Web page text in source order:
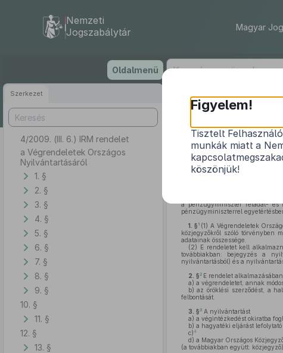
tartalomra
Nemzeti
Jogszabálytár
Magyar
Oldalmenü
Szerkezet
4/2009. (III. 6.) IRM rendelet
a Végrendeletek Országos
Nyilvántartásáról
1. §
2. §
3. §
4. §
5. §
6. §
7. §
8. §
9. §
10. §
11. §
12. §
13. §
a pénzügyminiszter feladat- és
pénzügyminiszterrel
1. § 1 (1) A Végrendeletek
közjegyzőkről szóló törvényben
adatainak összessége.
(2) E rendeletet kell
továbbiakban: bejegyzés a
nyilvántartásból) és a
2. §2 E rendelet
a) a végrendeletet, annak
b) az öröklési szerződést, a
felbontását.
3. §3 A nyilvántartást
a) a végintézkedést okiratba
b) a hagyatéki eljárást lefolytató
c)4
d) a Magyar Országos
(a továbbiakban együtt:
Figyelem!
Tisztelt
munkák miatt a
köszönjük!